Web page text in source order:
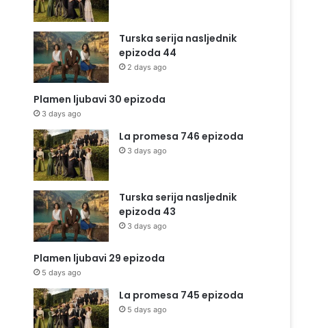
Turska serija nasljednik
epizoda 44
2 days ago
Plamen ljubavi 30 epizoda
3 days ago
La promesa 746 epizoda
3 days ago
Turska serija nasljednik
epizoda 43
3 days ago
Plamen ljubavi 29 epizoda
5 days ago
La promesa 745 epizoda
5 days ago